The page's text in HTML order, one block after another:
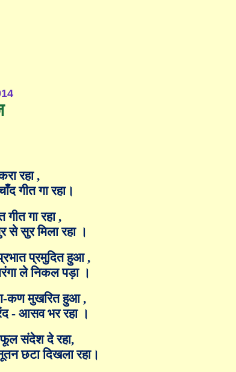
रहा,
गीत गा रहा।
गीत गा रहा,
से सुर मिला रहा ।
प्रमुदित हुआ,
ले निकल पड़ा ।
कण मुखरित हुआ,
- आसव भर रहा ।
फूल संदेश दे रहा,
छटा दिखला रहा।